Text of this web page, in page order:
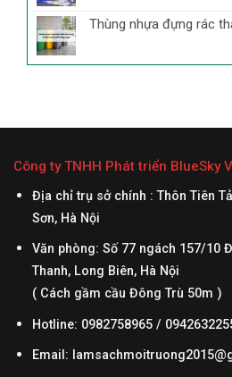
Thùng nhựa đựng rác
Công ty TNHH Phát triển BlueSky
Địa chỉ trụ sở chính : Thôn Tiên
Sơn, Hà Nội
Văn phòng: Số 77 ngách 157/10
Thanh, Long Biên, Hà Nội
( Cách gầm cầu Đông Trù 50m )
Hotline: 0982758965 /
Email: